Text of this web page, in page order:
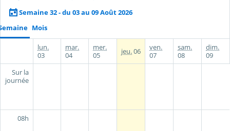
Semaine 32 - du 03 au 09 Août 2026
Mois
lun.
03
mar.
04
mer.
05
jeu.06
ven.
07
sam.
08
dim.
09
Sur la
journée
08h